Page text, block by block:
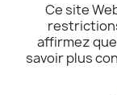
-15%
Ce site
affirmez que
savoir plus